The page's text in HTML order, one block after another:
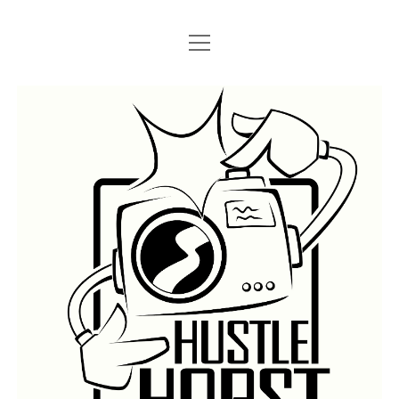
STARTSEITE
BERLIN GRAFFITI
Menü
öffnen
BERLIN BOMBINGS
BERLIN SUBWAY
BERLIN S-BAHN
TRAINS
LEGAL WALLS
HOTTER FRAGT…
ROSTOCK
REGIO
GÜTER
ATHENS GRAFFITI Menü
öffnen
ATHENS TRAINS
Menü
öffnen
Hustlehorst